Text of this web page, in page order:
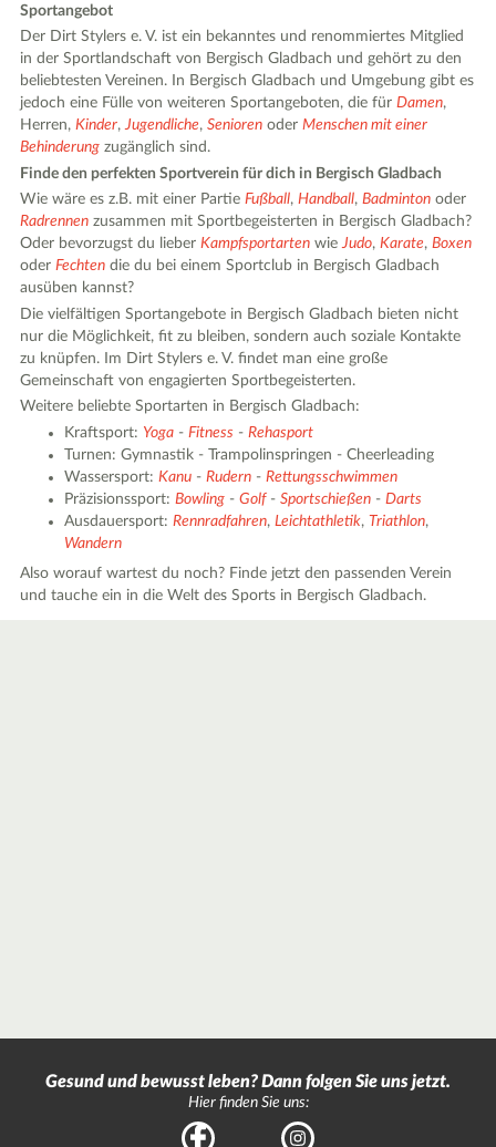
Sportangebot
Der Dirt Stylers e. V. ist ein bekanntes und renommiertes Mitglied
in der Sportlandschaft von Bergisch Gladbach und gehört zu den
beliebtesten Vereinen. In Bergisch Gladbach und Umgebung gibt es
jedoch eine Fülle von weiteren Sportangeboten, die fürDamen,
Herren,Kinder,Jugendliche,Senioren oderMenschen mit einer
Behinderung zugänglich sind.
Finde den perfekten Sportverein für dich in Bergisch Gladbach
Wie wäre es z.B. mit einer PartieFußball,Handball,Badminton oder
Radrennen zusammen mit Sportbegeisterten in Bergisch Gladbach?
Oder bevorzugst du lieberKampfsportarten wieJudo,Karate,Boxen
oderFechten die du bei einem Sportclub in Bergisch Gladbach
ausüben kannst?
Die vielfältigen Sportangebote in Bergisch Gladbach bieten nicht
nur die Möglichkeit, fit zu bleiben, sondern auch soziale Kontakte
zu knüpfen. Im Dirt Stylers e. V. findet man eine große
Gemeinschaft von engagierten Sportbegeisterten.
Weitere beliebte Sportarten in Bergisch Gladbach:
Kraftsport: Yoga -Fitness -Rehasport
Turnen: Gymnastik - Trampolinspringen - Cheerleading
Wassersport:Kanu -Rudern -Rettungsschwimmen
Präzisionssport:Bowling -Golf-Sportschießen -Darts
Ausdauersport:Rennradfahren,Leichtathletik,Triathlon,
Wandern
Also worauf wartest du noch? Finde jetzt den passenden Verein
und tauche ein in die Welt des Sports in Bergisch Gladbach.
Gesund und bewusst leben? Dann folgen Sie uns jetzt.
Hier finden Sie uns:
Facebook Instagram